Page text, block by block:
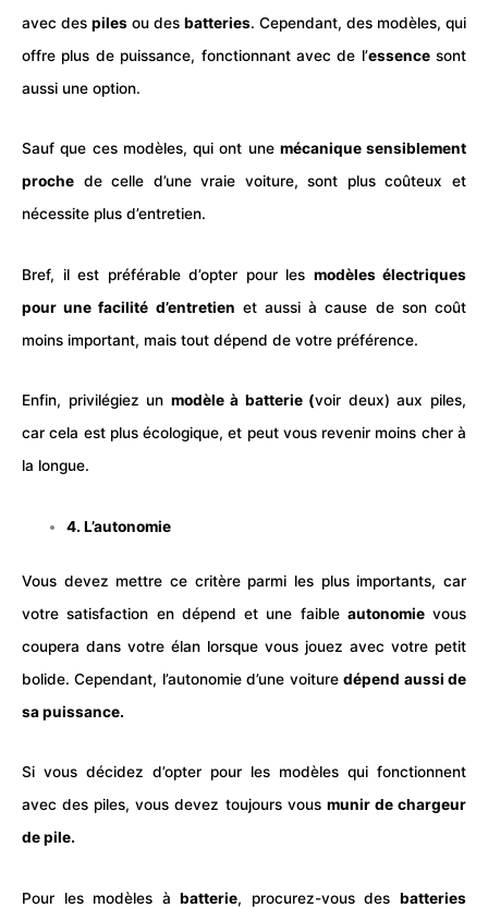
avec des piles ou des batteries. Cependant, des modèles, qui
offre plus de puissance, fonctionnant avec de l’essencesont
aussi une option.
Sauf que ces modèles, qui ont une mécanique sensiblement
proche de celle d’une vraie voiture, sont plus coûteux et
nécessite plus d’entretien.
Bref, il est préférable d’opter pour les modèles électriques
pour une facilité d’entretien et aussi à cause de son coût
moins important, mais tout dépend de votre préférence.
Enfin, privilégiez un modèle à batterie (voir deux) aux piles,
car cela est plus écologique, et peut vous revenir moins cher à
la longue.
4. L’autonomie
Vous devez mettre ce critère parmi les plus importants, car
votre satisfaction en dépend et une faible autonomievous
coupera dans votre élan lorsque vous jouez avec votre petit
bolide. Cependant, l’autonomie d’une voituredépend aussi de
sa puissance.
Si vous décidez d’opter pour les modèles qui fonctionnent
avec des piles, vous devez toujours vous munir de chargeur
de pile.
Pour les modèles àbatterie, procurez-vous desbatteries